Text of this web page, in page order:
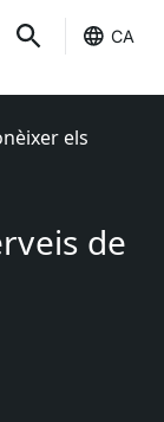
CA
els
de